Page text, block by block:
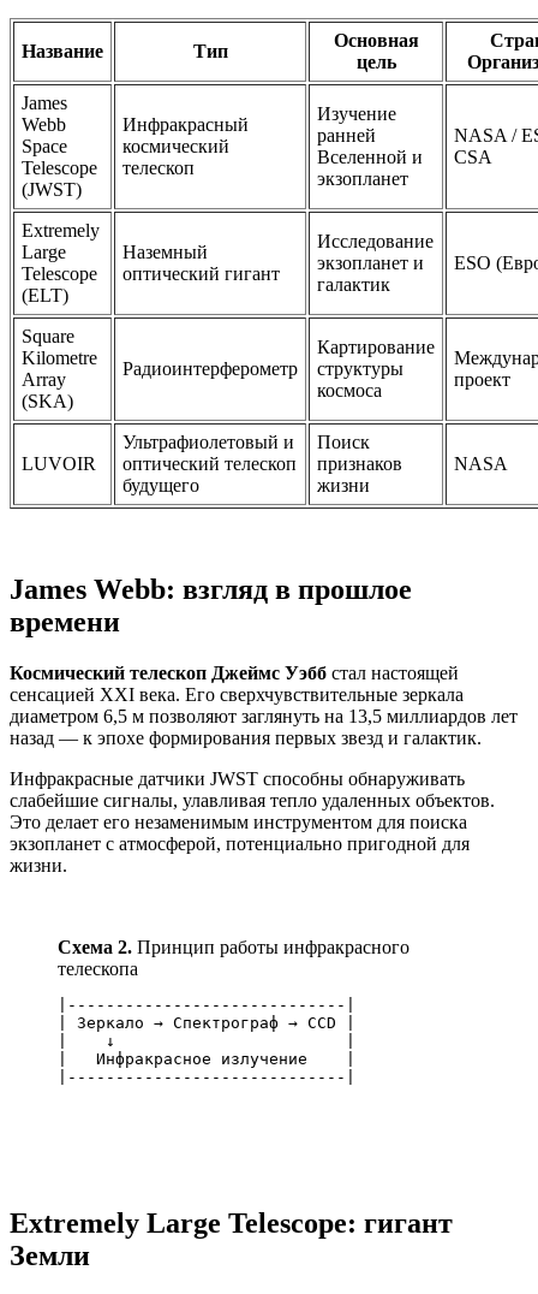
Название Тип
Основная
цель
James
Webb
Space
Telescope
(JWST)
Инфракрасный
космический
телескоп
Изучение
ранней
Вселенной и
экзопланет
NASA /
CSA
Extremely
Large
Telescope
(ELT)
Наземный
оптический гигант
Исследование
экзопланет и
галактик
ESO
Square
Kilometre
Array
(SKA)
Радиоинтерферометр
Картирование
структуры
космоса
проект
LUVOIR
Ультрафиолетовый и
оптический телескоп
будущего
Поиск
признаков
жизни
NASA
James Webb: взгляд в прошлое
времени
Космический телескоп Джеймс Уэбб стал настоящей
сенсацией XXI века. Его сверхчувствительные зеркала
диаметром 6,5 м позволяют заглянуть на 13,5 миллиардов лет
назад — к эпохе формирования первых звезд и галактик.
Инфракрасные датчики JWST способны обнаруживать
слабейшие сигналы, улавливая тепло удаленных объектов.
Это делает его незаменимым инструментом для поиска
экзопланет с атмосферой, потенциально пригодной для
жизни.
Схема 2. Принцип работы инфракрасного
телескопа
|-----------------------------|
| Зеркало → Спектрограф → CCD |
|    ↓                        |
|   Инфракрасное излучение    |
Extremely Large Telescope: гигант
Земли